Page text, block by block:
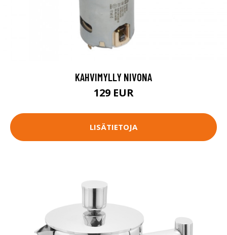
KAHVIMYLLY NIVONA
129 EUR
LISÄTIETOJA